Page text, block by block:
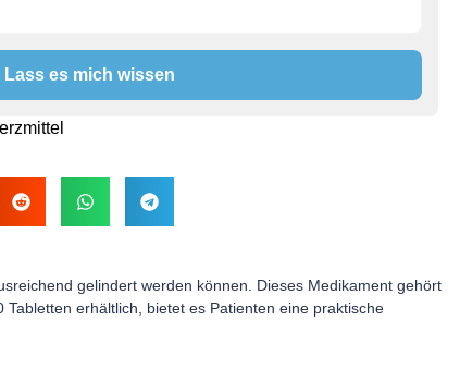
Lass es mich wissen
gelindert werden können. Dieses Medikament gehört
erhältlich, bietet es Patienten eine praktische